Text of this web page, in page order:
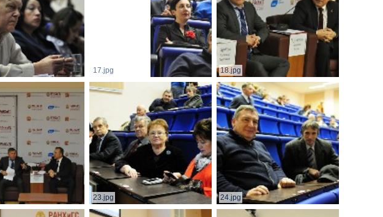
17.jpg 18.jpg
23.jpg 24.jpg